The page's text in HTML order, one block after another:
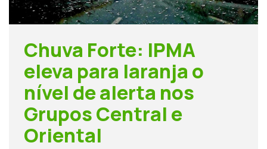
Chuva Forte: IPMA
eleva para laranja o
nível de alerta nos
Grupos Central e
Oriental